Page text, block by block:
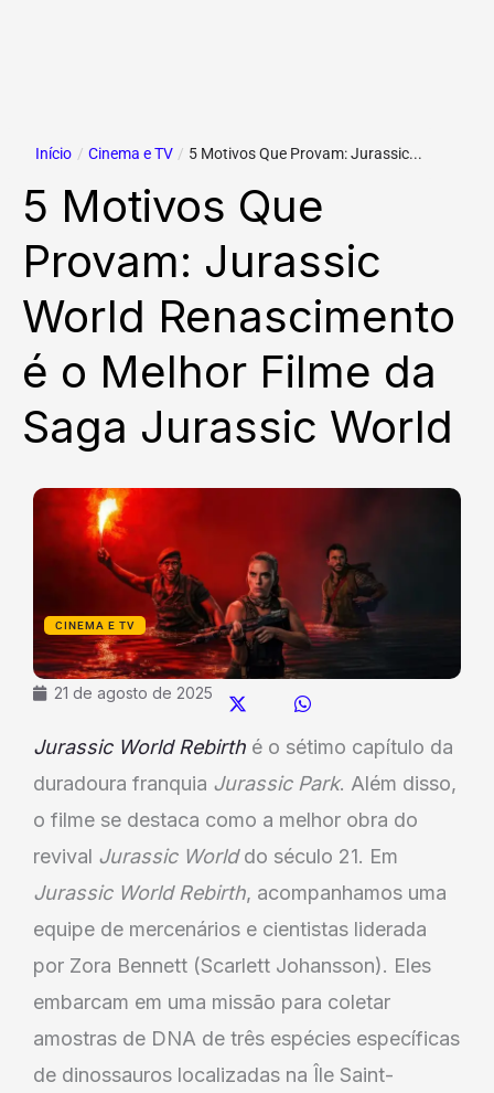
Início / Cinema e TV / 5 Motivos Que Provam: Jurassic...
5 Motivos Que
Provam: Jurassic
World Renascimento
é o Melhor Filme da
Saga Jurassic World
21 de agosto de 2025
CINEMA E TV
Jurassic World Rebirth é o sétimo capítulo da
duradoura franquia Jurassic Park. Além disso,
o filme se destaca como a melhor obra do
revival Jurassic Worlddo século 21. Em
Jurassic World Rebirth, acompanhamos uma
equipe de mercenários e cientistas liderada
por Zora Bennett (Scarlett Johansson). Eles
embarcam em uma missão para coletar
amostras de DNA de três espécies específicas
de dinossauros localizadas na Île Saint-